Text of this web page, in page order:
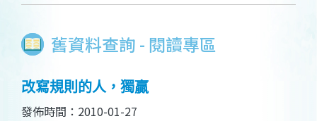
舊資料查詢 - 閱讀專區
改寫規則的人，獨贏
發佈時間：2010-01-27